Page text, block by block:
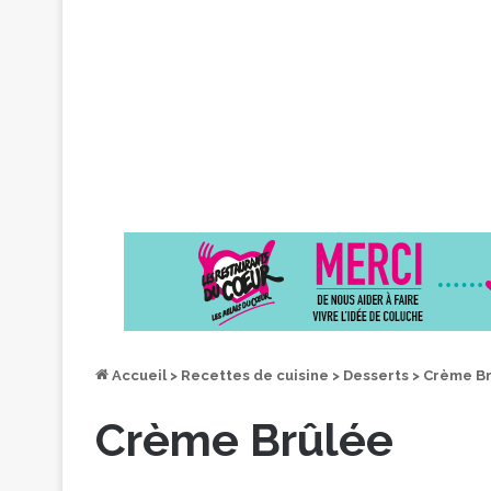
Accueil > Recettes de cuisine > Desserts > Crème
Crème Brûlée